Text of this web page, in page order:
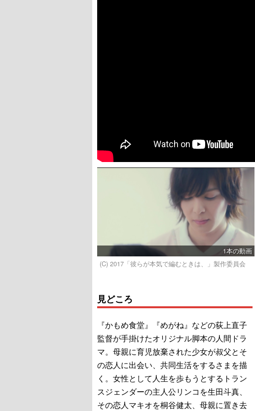
1本の動画
(C) 2017「彼らが本気で編むときは、」製作委員会
見どころ
『かもめ食堂』『めがね』などの荻上直子
監督が手掛けたオリジナル脚本の人間ドラ
マ。母親に育児放棄された少女が叔父とそ
の恋人に出会い、共同生活をするさまを描
く。女性として人生を歩もうとするトラン
スジェンダーの主人公リンコを生田斗真、
その恋人マキオを桐谷健太、母親に置き去